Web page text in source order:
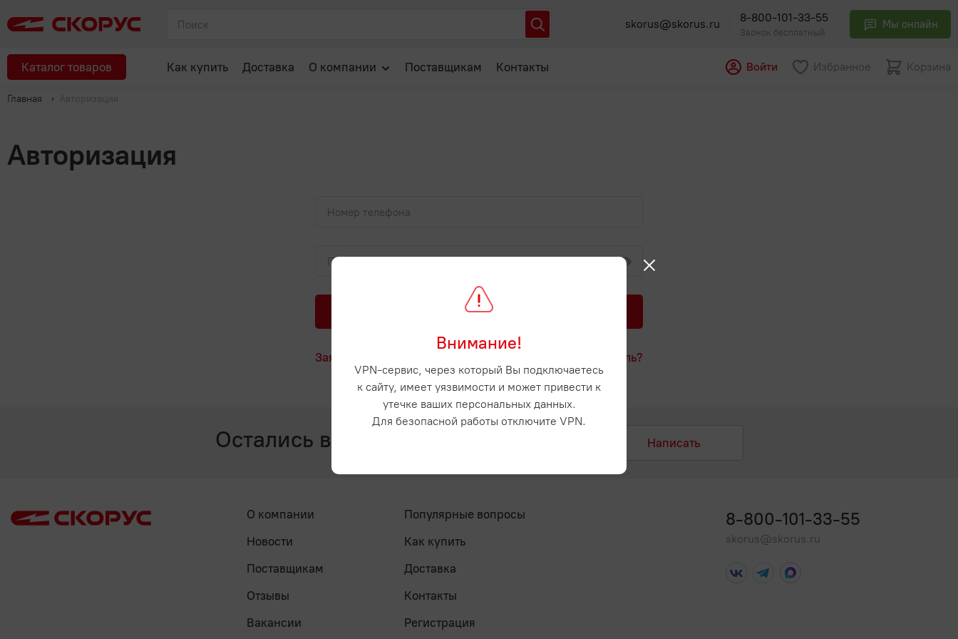
skorus@skorus.ru 8-800-101-33-55
Звонок бесплатный
Мы онлайн
Каталог товаров Как купить Доставка О компании Поставщикам Контакты Войти Избранное Корзина
Главная
Авторизация
Войти
Заявка на регистрацию Забыли пароль?
Остались вопросы? Напишите нам Написать
О компании
Новости
Поставщикам
Отзывы
Вакансии
Популярные вопросы
Как купить
Доставка
Контакты
Регистрация
8-800-101-33-55
skorus@skorus.ru
Внимание!
VPN-сервис, через который Вы подключаетесь
к сайту, имеет уязвимости и может привести к
утечке ваших персональных данных.
Для безопасной работы отключите VPN.